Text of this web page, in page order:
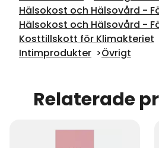
Hälsokost och Hälsovård -
Hälsokost och Hälsovård -
Kosttillskott för Klimakteriet
Intimprodukter
Övrigt
Relaterade